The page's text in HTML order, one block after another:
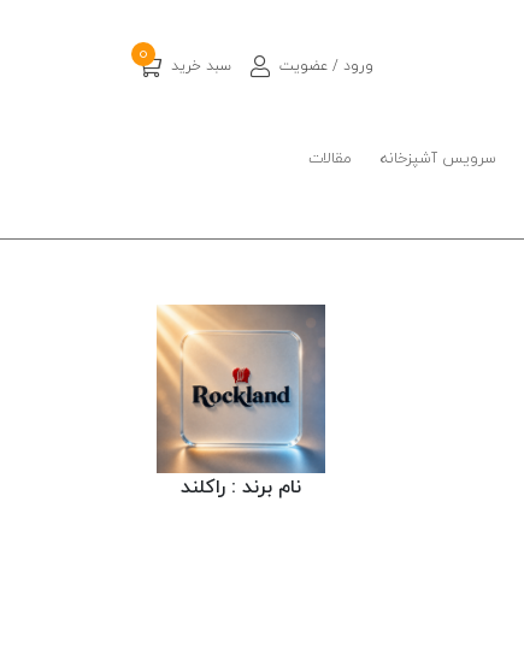
ورود / عضویت سبد خرید 0
سرویس آشپزخانه مقالات
نام برند : راکلند